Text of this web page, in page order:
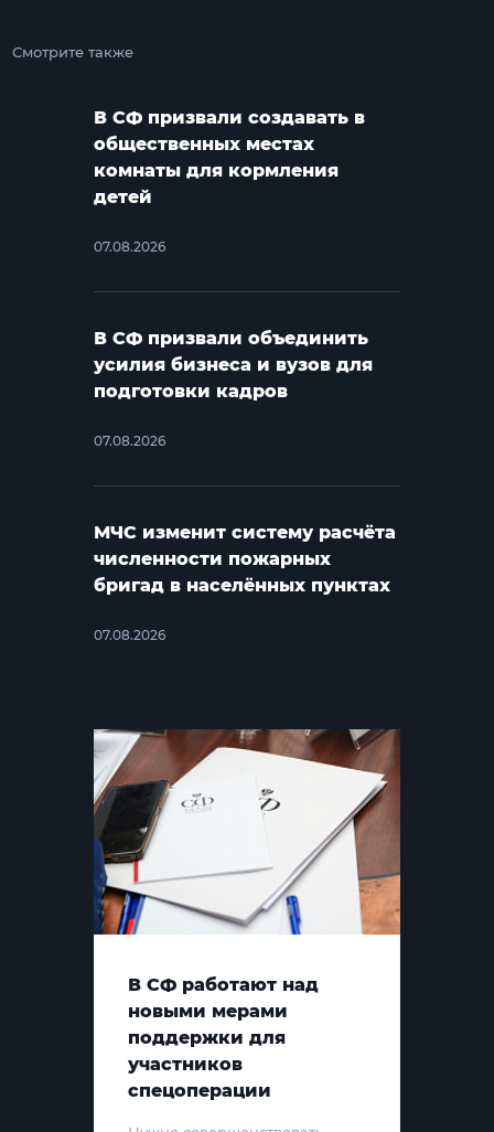
Смотрите также
В СФ призвали создавать в
общественных местах
комнаты для кормления
детей
07.08.2026
В СФ призвали объединить
усилия бизнеса и вузов для
подготовки кадров
07.08.2026
МЧС изменит систему расчёта
численности пожарных
бригад в населённых пунктах
07.08.2026
В СФ работают над
новыми мерами
поддержки для
участников
спецоперации